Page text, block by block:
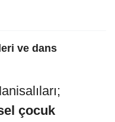
ve dans
çocuk